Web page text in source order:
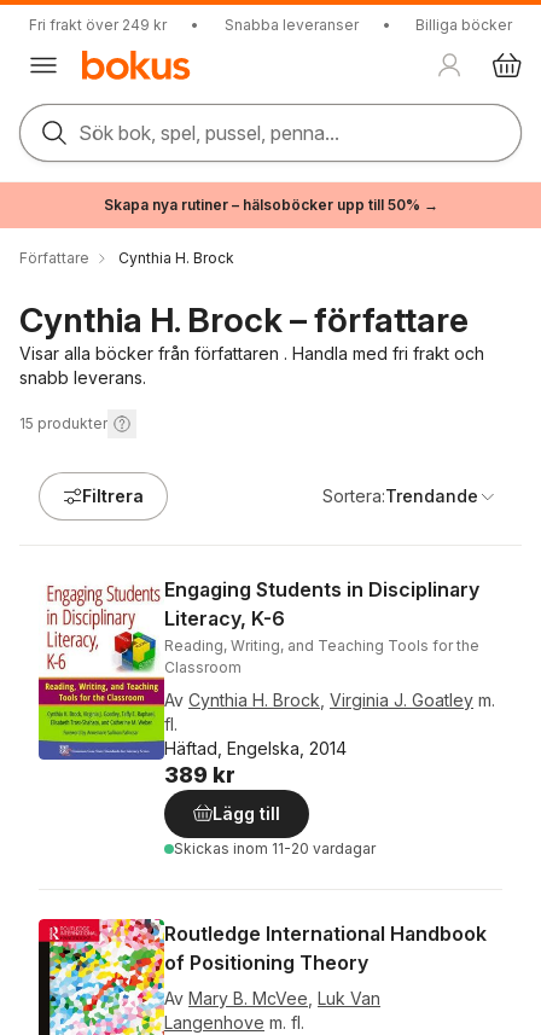
Fri frakt över 249 kr • Snabba leveranser • Billiga böcker
Sök bok, spel, pussel, penna...
Skapa nya rutiner – hälsoböcker upp till 50% →
Författare Cynthia H. Brock
Cynthia H. Brock – författare
Visar alla böcker från författaren . Handla med fri frakt och
snabb leverans.
15 produkter
Filtrera Sortera:Trendande
Engaging Students in Disciplinary
Literacy, K-6
Reading, Writing, and Teaching Tools for the
Classroom
Av Cynthia H. Brock Virginia J. Goatley m.
fl.
Häftad, Engelska, 2014
389 kr
Lägg till
Skickas inom 11-20 vardagar
Routledge International Handbook
of Positioning Theory
Av Mary B. McVee Luk Van
Langenhove m. fl.